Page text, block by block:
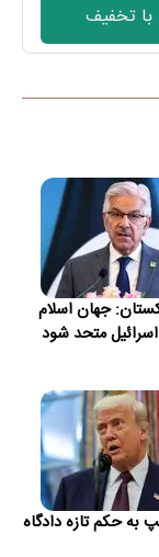
با تخفیف
جهان اسلام
اسرائیل متحد شود
به حکم تازه دادگاه